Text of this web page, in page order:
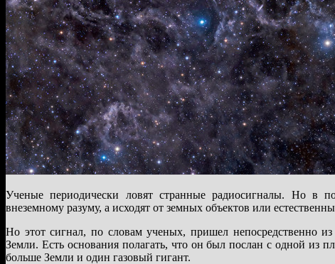
Ученые периодически ловят странные радиосигналы. Но в
внеземному разуму, а исходят от земных объектов или
Но этот сигнал, по словам ученых, пришел непосредственно
Земли. Есть основания полагать, что он был послан с одной из
больше Земли и один газовый гигант.